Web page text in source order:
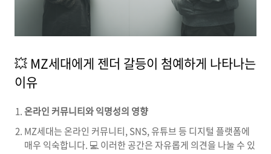
💥 MZ세대에게 젠더 갈등이 첨예하게 나타나는
이유
온라인 커뮤니티와 익명성의 영향
MZ세대는 온라인 커뮤니티, SNS, 유튜브 등 디지털 플랫폼에
매우 익숙합니다. 💻 이러한 공간은 자유롭게 의견을 나눌 수 있